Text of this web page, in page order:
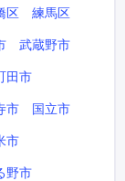
区 練馬区
武蔵野市
田市
市 国立市
市
野市